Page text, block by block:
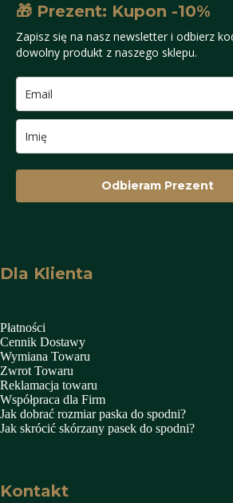
🎁 Prezent: Kupon -10%
Zapisz się na nasz newsletter i odbierz
dowolny produkt z naszego sklepu.
Odbieram Prezent
Dla Klienta
Płatności
Cennik Dostawy
Wymiana Towaru
Zwrot Towaru
Reklamacja towaru
Współpraca dla Firm
Jak dobrać rozmiar paska do spodni?
Jak skrócić skórzany pasek do spodni?
Kontakt